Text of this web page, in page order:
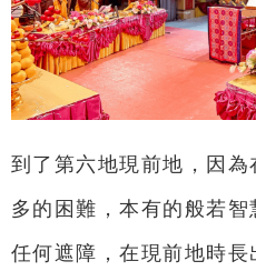
到了第六地現前地，因
多的困難，本有的般若
任何遮障，在現前地時